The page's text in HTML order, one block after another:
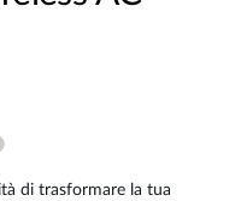
di trasformare la tua